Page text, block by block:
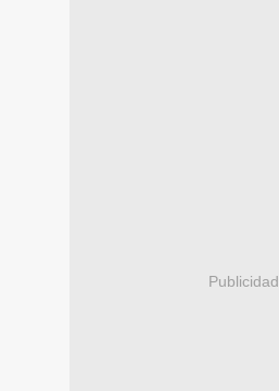
Publicidad